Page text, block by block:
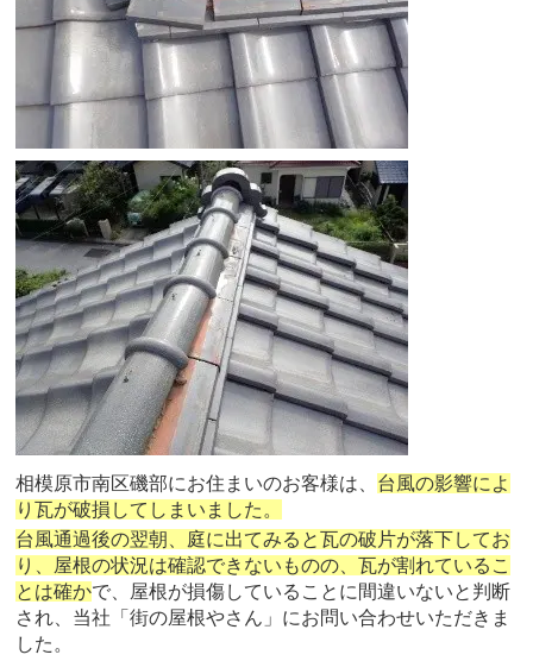
相模原市南区磯部にお住まいのお客様は、 台風の影響によ
り瓦が破損してしまいました。
台風通過後の翌朝、庭に出てみると瓦の破片が落下してお
り、屋根の状況は確認できないものの、瓦が割れているこ
とは確かで、屋根が損傷していることに間違いないと判断
され、当社「街の屋根やさん」にお問い合わせいただきま
した。